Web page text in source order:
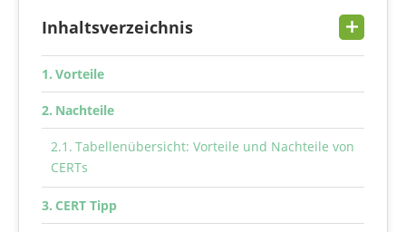
Inhaltsverzeichnis
Vorteile
Nachteile
Tabellenübersicht: Vorteile und Nachteile von
CERTs
CERT Tipp